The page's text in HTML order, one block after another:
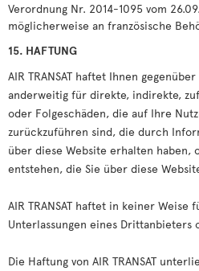
Verordnung Nr. 2014-1095 vom
möglicherweise an französische
15. HAFTUNG
AIR TRANSAT haftet Ihnen
anderweitig für direkte, indirekte,
oder Folgeschäden, die auf Ihre
zurückzuführen sind, die durch
über diese Website erhalten haben,
entstehen, die Sie über diese
AIR TRANSAT haftet in keiner Weise
Unterlassungen eines Drittanbieters
Die Haftung von AIR TRANSAT